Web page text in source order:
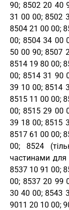
90; 8502 20 40
31 00 00; 8502
8504 21 00 00;
00; 8504 34 00
50 00 90; 8507
8514 19 80 00;
00; 8514 31 90
39 10 00; 8514
8515 11 00 00;
00; 8515 29 00
39 18 00; 8515
8517 61 00 00;
00; 8524
частинами для
8537 10 91 00;
00; 8537 20 99
30 40 00; 8543
9011 20 10 00;